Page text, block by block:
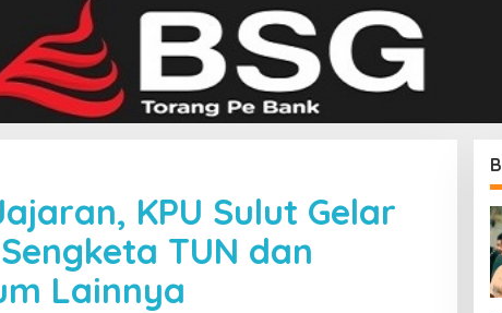
KPU Sulut Gelar
TUN dan
Lainnya